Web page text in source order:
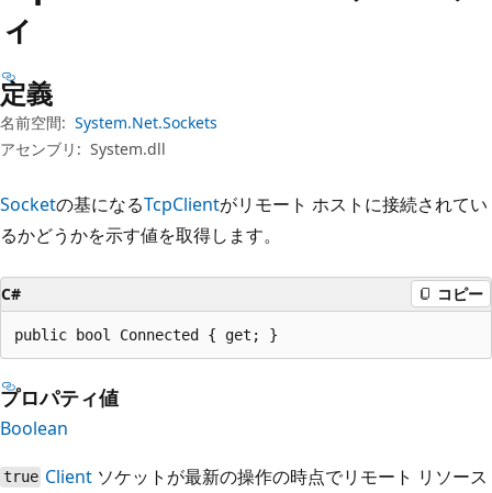
ィ
定義
名前空間: System.Net.Sockets
アセンブリ: System.dll
Socketの基になるTcpClientがリモート ホストに接続されてい
るかどうかを示す値を取得します。
C# コピー
public bool Connected { get; }
プロパティ値
Boolean
true Client ソケットが最新の操作の時点でリモート リソース